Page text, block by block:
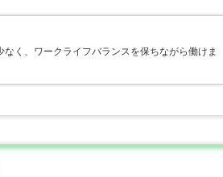
く、ワークライフバランスを保ちながら働けま